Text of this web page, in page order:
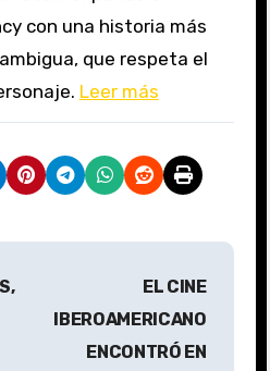
con una historia más
que respeta el
Leer más
EL CINE
IBEROAMERICANO
ENCONTRÓ EN